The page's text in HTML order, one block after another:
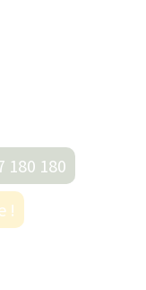
180 180
!